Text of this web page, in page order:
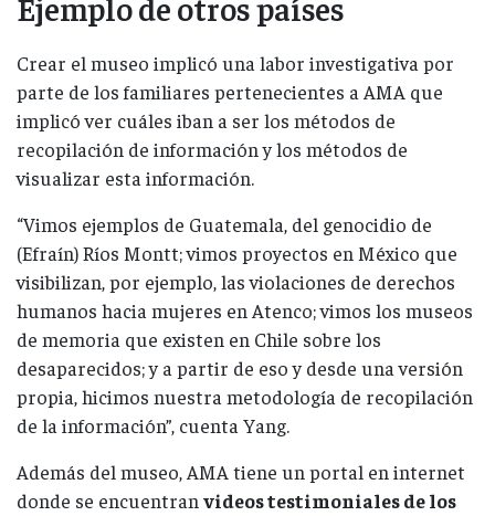
Crear el museo implicó una labor investigativa por
parte de los familiares pertenecientes a AMA que
implicó ver cuáles iban a ser los métodos de
recopilación de información y los métodos de
visualizar esta información.
“Vimos ejemplos de Guatemala, del genocidio de
(Efraín) Ríos Montt; vimos proyectos en México que
visibilizan, por ejemplo, las violaciones de derechos
humanos hacia mujeres en Atenco; vimos los museos
de memoria que existen en Chile sobre los
desaparecidos; y a partir de eso y desde una versión
propia, hicimos nuestra metodología de recopilación
de la información”, cuenta Yang.
Además del museo, AMA tiene un portal en internet
donde se encuentran videos testimoniales de los